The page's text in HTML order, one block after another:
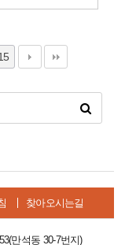
찾아오시는길
만석동 30-7번지)